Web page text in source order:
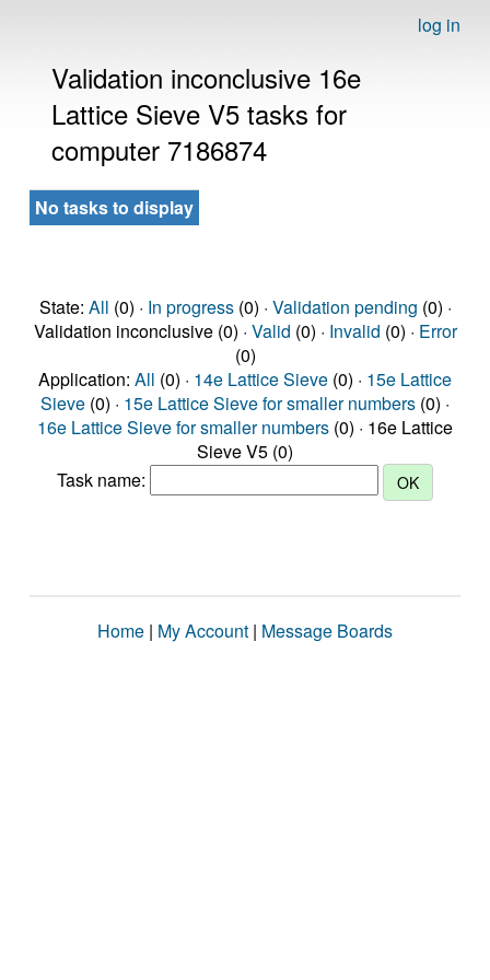
log in
Validation inconclusive 16e
Lattice Sieve V5 tasks for
computer 7186874
No tasks to display
State: All (0) · In progress(0) · Validation pending (0) ·
Validation inconclusive (0) · Valid (0) · Invalid (0) · Error
(0)
Application: All (0) · 14e Lattice Sieve (0) · 15e Lattice
Sieve (0) · 15e Lattice Sieve for smaller numbers (0) ·
16e Lattice Sieve for smaller numbers (0) · 16e Lattice
Sieve V5 (0)
Task name:
Home | My Account | Message Boards